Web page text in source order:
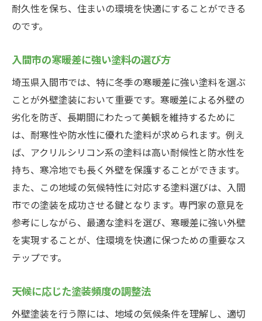
耐久性を保ち、住まいの環境を快適にすることができる
のです。
入間市の寒暖差に強い塗料の選び方
埼玉県入間市では、特に冬季の寒暖差に強い塗料を選ぶ
ことが外壁塗装において重要です。寒暖差による外壁の
劣化を防ぎ、長期間にわたって美観を維持するために
は、耐寒性や防水性に優れた塗料が求められます。例え
ば、アクリルシリコン系の塗料は高い耐候性と防水性を
持ち、寒冷地でも長く外壁を保護することができます。
また、この地域の気候特性に対応する塗料選びは、入間
市での塗装を成功させる鍵となります。専門家の意見を
参考にしながら、最適な塗料を選び、寒暖差に強い外壁
を実現することが、住環境を快適に保つための重要なス
テップです。
天候に応じた塗装頻度の調整法
外壁塗装を行う際には、地域の気候条件を理解し、適切